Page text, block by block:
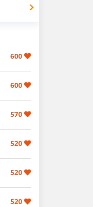
600
600
570
520
520
520